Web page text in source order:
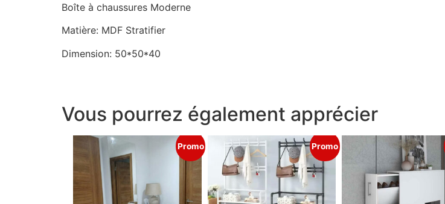
Boîte à chaussures Moderne
Matière: MDF Stratifier
Dimension: 50*50*40
Vous pourrez également apprécier
Promo Promo